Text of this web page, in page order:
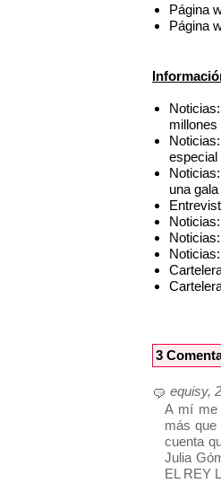
Página
Página
especial
una
3
equisy,
A mí me
más que
cuenta
Julia
EL REY